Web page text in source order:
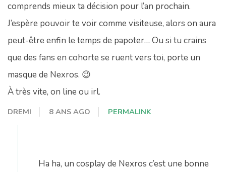
comprends mieux ta décision pour l’an prochain.
J’espère pouvoir te voir comme visiteuse, alors on aura
peut-être enfin le temps de papoter… Ou si tu crains
que des fans en cohorte se ruent vers toi, porte un
masque de Nexros. 😉
À très vite, on line ou irl.
DREMI 8 ANS AGO PERMALINK
Ha ha, un cosplay de Nexros c’est une bonne